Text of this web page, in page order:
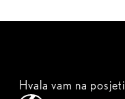
Hvala vam na posjeti